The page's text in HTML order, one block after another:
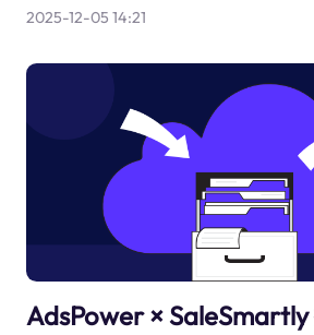
2025-12-05 14:21
AdsPower ×